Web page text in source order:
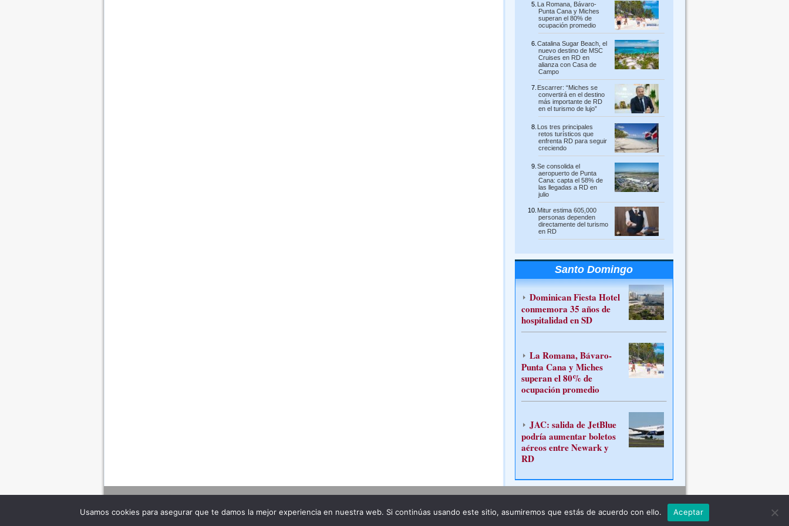
La Romana, Bávaro-
Punta Cana y Miches
superan el 80% de
ocupación promedio
Catalina Sugar Beach, el
nuevo destino de MSC
Cruises en RD en
alianza con Casa de
Campo
Escarrer: “Miches se
convertirá en el destino
más importante de RD
en el turismo de lujo”
Los tres principales
retos turísticos que
enfrenta RD para seguir
creciendo
Se consolida el
aeropuerto de Punta
Cana: capta el 58% de
las llegadas a RD en
julio
Mitur estima 605,000
personas dependen
directamente del turismo
en RD
Santo Domingo
Dominican Fiesta Hotel
conmemora 35 años de
hospitalidad en SD
La Romana, Bávaro-
Punta Cana y Miches
superan el 80% de
ocupación promedio
JAC: salida de JetBlue
podría aumentar boletos
aéreos entre Newark y
RD
Usamos cookies para asegurar que te damos la mejor experiencia en nuestra web. Si continúas usando este sitio, asumiremos que estás de acuerdo con ello. Aceptar